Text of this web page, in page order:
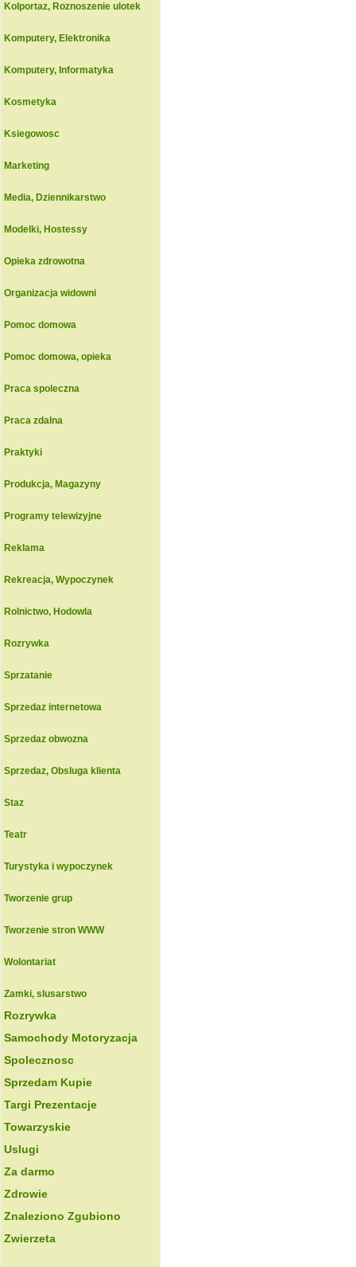
Kolportaz, Roznoszenie ulotek
Komputery, Elektronika
Komputery, Informatyka
Kosmetyka
Ksiegowosc
Marketing
Media, Dziennikarstwo
Modelki, Hostessy
Opieka zdrowotna
Organizacja widowni
Pomoc domowa
Pomoc domowa, opieka
Praca spoleczna
Praca zdalna
Praktyki
Produkcja, Magazyny
Programy telewizyjne
Reklama
Rekreacja, Wypoczynek
Rolnictwo, Hodowla
Rozrywka
Sprzatanie
Sprzedaz internetowa
Sprzedaz obwozna
Sprzedaz, Obsluga klienta
Staz
Teatr
Turystyka i wypoczynek
Tworzenie grup
Tworzenie stron WWW
Wolontariat
Zamki, slusarstwo
Rozrywka
Samochody Motoryzacja
Spolecznosc
Sprzedam Kupie
Targi Prezentacje
Towarzyskie
Uslugi
Za darmo
Zdrowie
Znaleziono Zgubiono
Zwierzeta